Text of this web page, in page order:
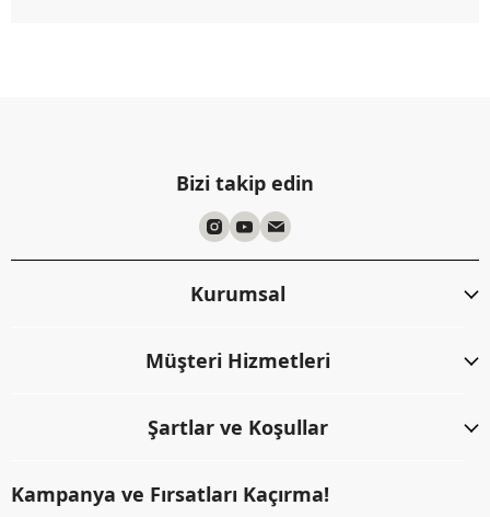
Bizi takip edin
Kurumsal
Müşteri Hizmetleri
Şartlar ve Koşullar
Kampanya ve Fırsatları Kaçırma!